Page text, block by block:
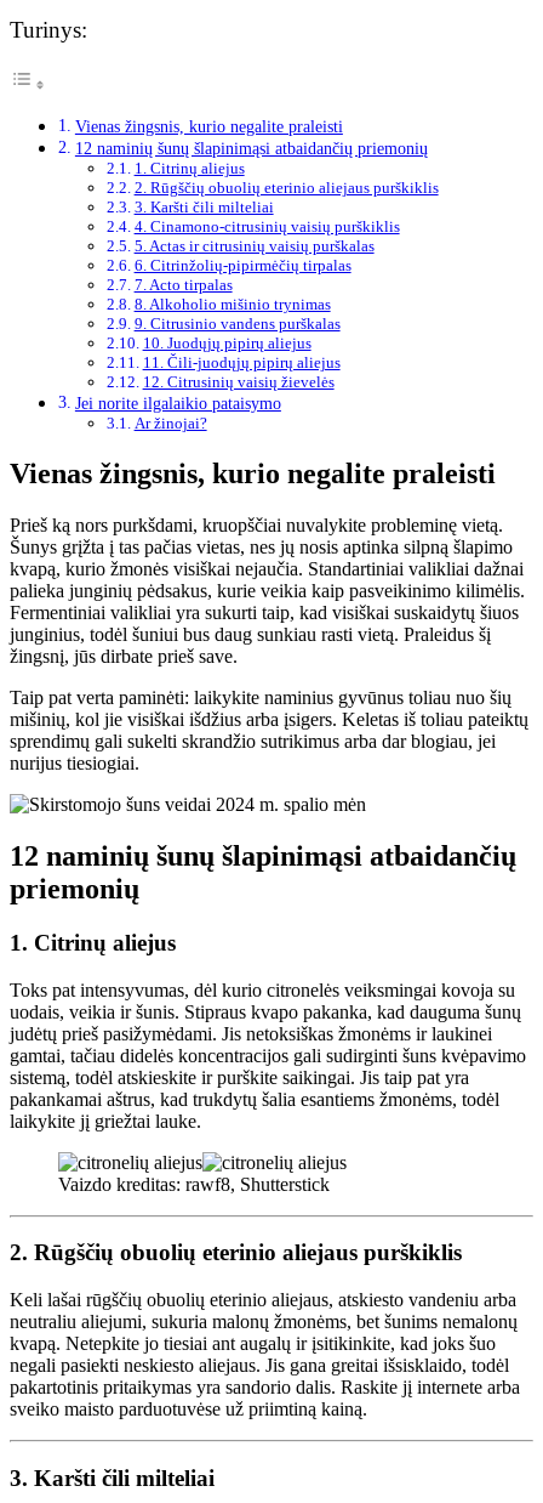
Turinys:
Vienas žingsnis, kurio negalite praleisti
12 naminių šunų šlapinimąsi atbaidančių priemonių
1. Citrinų aliejus
2. Rūgščių obuolių eterinio aliejaus purškiklis
3. Karšti čili milteliai
4. Cinamono-citrusinių vaisių purškiklis
5. Actas ir citrusinių vaisių purškalas
6. Citrinžolių-pipirmėčių tirpalas
7. Acto tirpalas
8. Alkoholio mišinio trynimas
9. Citrusinio vandens purškalas
10. Juodųjų pipirų aliejus
11. Čili-juodųjų pipirų aliejus
12. Citrusinių vaisių žievelės
Jei norite ilgalaikio pataisymo
Ar žinojai?
Vienas žingsnis, kurio negalite praleisti
Prieš ką nors purkšdami, kruopščiai nuvalykite probleminę vietą.
Šunys grįžta į tas pačias vietas, nes jų nosis aptinka silpną šlapimo
kvapą, kurio žmonės visiškai nejaučia. Standartiniai valikliai dažnai
palieka junginių pėdsakus, kurie veikia kaip pasveikinimo kilimėlis.
Fermentiniai valikliai yra sukurti taip, kad visiškai suskaidytų šiuos
junginius, todėl šuniui bus daug sunkiau rasti vietą. Praleidus šį
žingsnį, jūs dirbate prieš save.
Taip pat verta paminėti: laikykite naminius gyvūnus toliau nuo šių
mišinių, kol jie visiškai išdžius arba įsigers. Keletas iš toliau pateiktų
sprendimų gali sukelti skrandžio sutrikimus arba dar blogiau, jei
nurijus tiesiogiai.
12 naminių šunų šlapinimąsi atbaidančių
priemonių
1. Citrinų aliejus
Toks pat intensyvumas, dėl kurio citronelės veiksmingai kovoja su
uodais, veikia ir šunis. Stipraus kvapo pakanka, kad dauguma šunų
judėtų prieš pasižymėdami. Jis netoksiškas žmonėms ir laukinei
gamtai, tačiau didelės koncentracijos gali sudirginti šuns kvėpavimo
sistemą, todėl atskieskite ir purškite saikingai. Jis taip pat yra
pakankamai aštrus, kad trukdytų šalia esantiems žmonėms, todėl
laikykite jį griežtai lauke.
Vaizdo kreditas: rawf8, Shutterstick
2. Rūgščių obuolių eterinio aliejaus purškiklis
Keli lašai rūgščių obuolių eterinio aliejaus, atskiesto vandeniu arba
neutraliu aliejumi, sukuria malonų žmonėms, bet šunims nemalonų
kvapą. Netepkite jo tiesiai ant augalų ir įsitikinkite, kad joks šuo
negali pasiekti neskiesto aliejaus. Jis gana greitai išsisklaido, todėl
pakartotinis pritaikymas yra sandorio dalis. Raskite jį internete arba
sveiko maisto parduotuvėse už priimtiną kainą.
3. Karšti čili milteliai